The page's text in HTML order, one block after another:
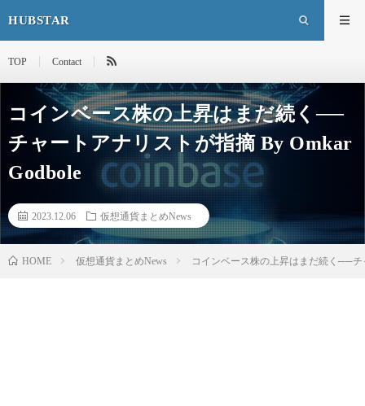
HUBSTAR
TOP Contact
コインベース株の上昇はまだ続く──
チャートアナリストが指摘 By Omkar
Godbole
2023.12.06 仮想通貨まとめNews
HOME 仮想通貨まとめNews コインベース株の上昇はまだ続く──チ